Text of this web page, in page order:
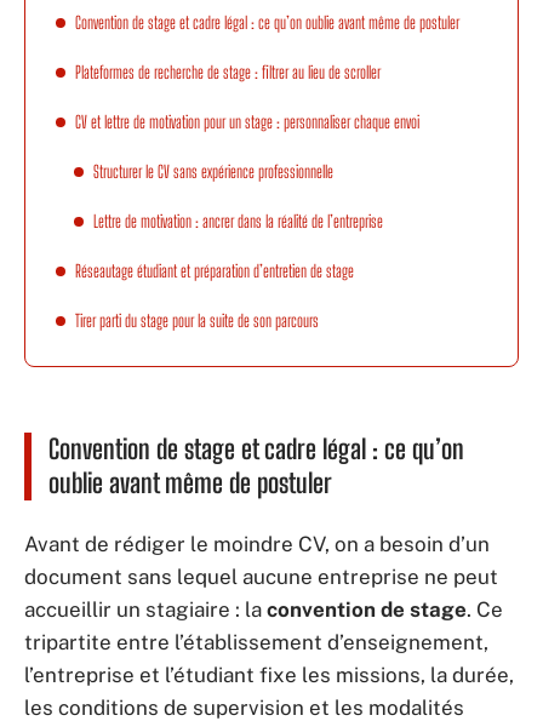
Convention de stage et cadre légal : ce qu’on oublie avant même de postuler
Plateformes de recherche de stage : filtrer au lieu de scroller
CV et lettre de motivation pour un stage : personnaliser chaque envoi
Structurer le CV sans expérience professionnelle
Lettre de motivation : ancrer dans la réalité de l’entreprise
Réseautage étudiant et préparation d’entretien de stage
Tirer parti du stage pour la suite de son parcours
Convention de stage et cadre légal : ce qu’on
oublie avant même de postuler
Avant de rédiger le moindre CV, on a besoin d’un
document sans lequel aucune entreprise ne peut
accueillir un stagiaire : la convention de stage. Ce
tripartite entre l’établissement d’enseignement,
l’entreprise et l’étudiant fixe les missions, la durée,
les conditions de supervision et les modalités